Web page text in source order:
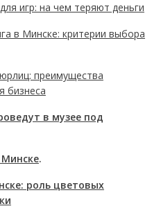
игр: на чем теряют деньги
в Минске: критерии выбора
преимущества
бизнеса
в музее под
.
роль цветовых